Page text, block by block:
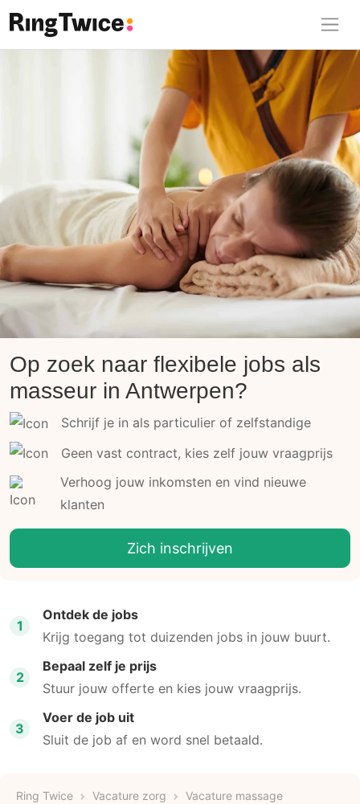
Ring Twice
Op zoek naar flexibele jobs als
masseur in Antwerpen?
Schrijf je in als particulier of zelfstandige
Geen vast contract, kies zelf jouw vraagprijs
Verhoog jouw inkomsten en vind nieuwe
klanten
Zich inschrijven
1
Ontdek de jobs
Krijg toegang tot duizenden jobs in jouw buurt.
2
Bepaal zelf je prijs
Stuur jouw offerte en kies jouw vraagprijs.
3
Voer de job uit
Sluit de job af en word snel betaald.
Ring Twice Vacature zorg
Vacature massage